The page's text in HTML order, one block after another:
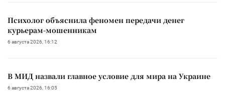
Психолог объяснила феномен передачи денег
курьерам-мошенникам
6 августа 2026, 16:12
В МИД назвали главное условие для мира на Украине
6 августа 2026, 16:05